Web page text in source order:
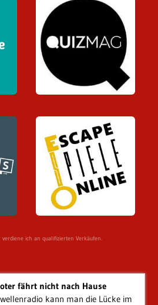
ich an qualifizierten Verkäufen.
fährt nicht nach Hause
kann man die Lücke im